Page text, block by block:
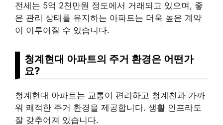
전세는 5억 2천만원 정도에서 거래되고 있으며, 좋
은 관리 상태를 유지하는 아파트는 더욱 높은 계약
이 이루어질 수 있습니다.
청계현대 아파트의 주거 환경은 어떤가
요?
청계현대 아파트는 교통이 편리하고 청계천과 가까
워 쾌적한 주거 환경을 제공합니다. 생활 인프라도
잘 갖추어져 있습니다.